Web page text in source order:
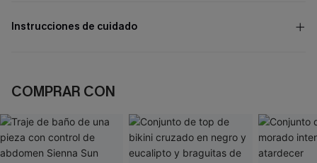
Instrucciones de cuidado
COMPRAR CON